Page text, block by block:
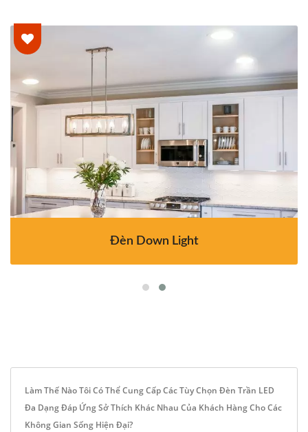
Đèn Down Light
Làm Thế Nào Tôi Có Thể Cung Cấp Các Tùy Chọn Đèn Trần LED
Đa Dạng Đáp Ứng Sở Thích Khác Nhau Của Khách Hàng Cho Các
Không Gian Sống Hiện Đại?